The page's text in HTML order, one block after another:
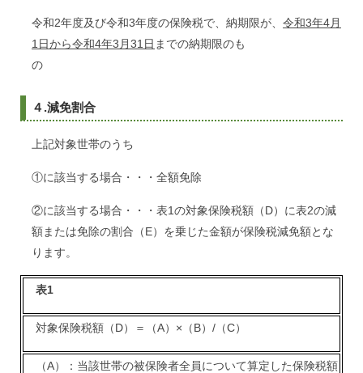
令和2年度及び令和3年度の保険税で、納期限が、 令和3年4月
1日から令和4年3月31日 までの納期限のも
の
４.減免割合
上記対象世帯のうち
①に該当する場合・・・全額免除
②に該当する場合・・・表1の対象保険税額（D）に表2の減
額または免除の割合（E）を乗じた金額が保険税減免額とな
ります。
表1
対象保険税額（D）＝（A）×（B）/（C）
（A）：当該世帯の被保険者全員について算定した保険税額